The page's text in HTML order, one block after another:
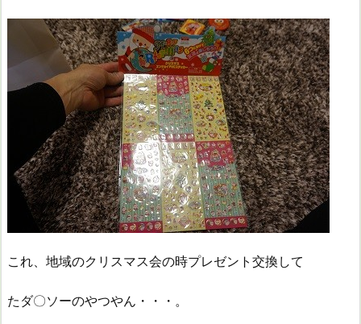
これ、地域のクリスマス会の時プレゼント交換して
たダ〇ソーのやつやん・・・。